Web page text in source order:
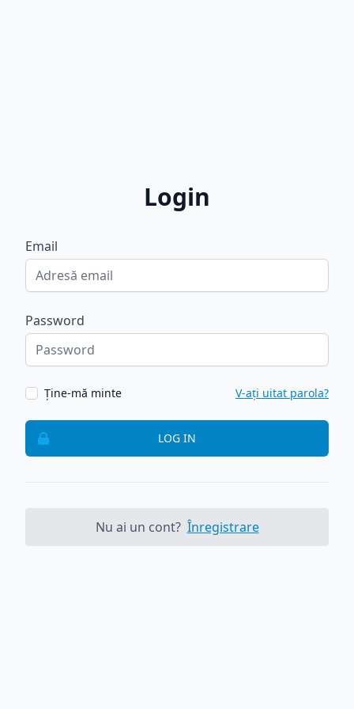
Login
Email
Password
Ține-mă minte V-ați uitat parola?
LOG IN
Nu ai un cont? Înregistrare